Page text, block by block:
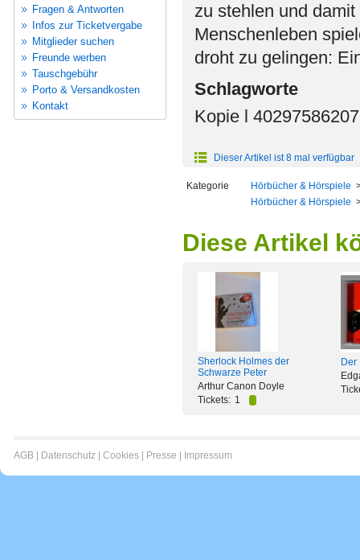
Fragen & Antworten
Infos zur Ticketvergabe
Mitglieder suchen
Freunde werben
Tauschgebühr
Porto & Versandkosten
Kontakt
zu stehlen und
Menschenleben
droht zu gelingen:
Schlagworte
Kopie l
Dieser Artikel ist 8 mal verfügbar
Kategorie Hörbücher & Hörspiele
Hörbücher & Hörspiele
Diese Artikel
Sherlock Holmes der
Schwarze Peter
Arthur Canon Doyle
Tickets: 1
Der
AGB Datenschutz Cookies Presse Impressum